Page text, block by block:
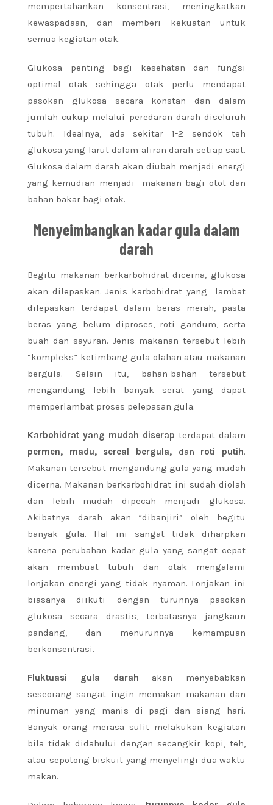
mempertahankan konsentrasi, meningkatkan
kewaspadaan, dan memberi kekuatan untuk
semua kegiatan otak.
Glukosa penting bagi kesehatan dan fungsi
optimal otak sehingga otak perlu mendapat
pasokan glukosa secara konstan dan dalam
jumlah cukup melalui peredaran darah diseluruh
tubuh. Idealnya, ada sekitar 1-2 sendok teh
glukosa yang larut dalam aliran darah setiap saat.
Glukosa dalam darah akan diubah menjadi energi
yang kemudian menjadi makanan bagi otot dan
bahan bakar bagi otak.
Menyeimbangkan kadar gula dalam
darah
Begitu makanan berkarbohidrat dicerna, glukosa
akan dilepaskan. Jenis karbohidrat yang lambat
dilepaskan terdapat dalam beras merah, pasta
beras yang belum diproses, roti gandum, serta
buah dan sayuran. Jenis makanan tersebut lebih
“kompleks” ketimbang gula olahan atau makanan
bergula. Selain itu, bahan-bahan tersebut
mengandung lebih banyak serat yang dapat
memperlambat proses pelepasan gula.
Karbohidrat yang mudah diserap terdapat dalam
permen, madu, sereal bergula, dan roti putih.
Makanan tersebut mengandung gula yang mudah
dicerna. Makanan berkarbohidrat ini sudah diolah
dan lebih mudah dipecah menjadi glukosa.
Akibatnya darah akan “dibanjiri” oleh begitu
banyak gula. Hal ini sangat tidak diharpkan
karena perubahan kadar gula yang sangat cepat
akan membuat tubuh dan otak mengalami
lonjakan energi yang tidak nyaman. Lonjakan ini
biasanya diikuti dengan turunnya pasokan
glukosa secara drastis, terbatasnya jangkaun
pandang, dan menurunnya kemampuan
berkonsentrasi.
Fluktuasi gula darah akan menyebabkan
seseorang sangat ingin memakan makanan dan
minuman yang manis di pagi dan siang hari.
Banyak orang merasa sulit melakukan kegiatan
bila tidak didahului dengan secangkir kopi, teh,
atau sepotong biskuit yang menyelingi dua waktu
makan.